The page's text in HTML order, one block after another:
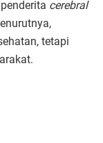
cerebral
tetapi